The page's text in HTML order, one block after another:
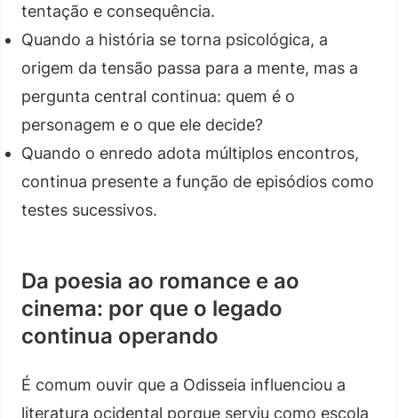
tentação e consequência.
Quando a história se torna psicológica, a
origem da tensão passa para a mente, mas a
pergunta central continua: quem é o
personagem e o que ele decide?
Quando o enredo adota múltiplos encontros,
continua presente a função de episódios como
testes sucessivos.
Da poesia ao romance e ao
cinema: por que o legado
continua operando
É comum ouvir que a Odisseia influenciou a
literatura ocidental porque serviu como escola